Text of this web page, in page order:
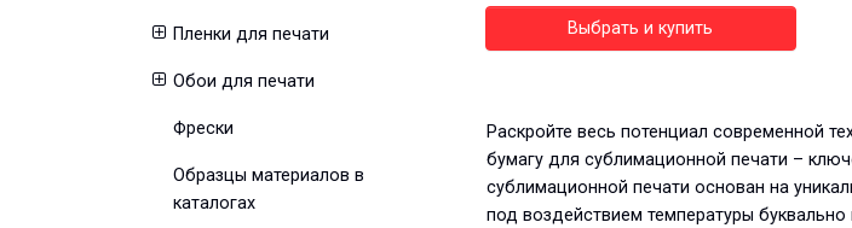
Пленки для печати
Обои для печати
Фрески
Образцы материалов в
каталогах
Выбрать и купить
Раскройте весь потенциал современной
бумагу для сублимационной печати –
сублимационной печати основан на
под воздействием температуры буквально